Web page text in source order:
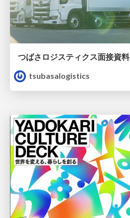
つばさロジスティクス面接資料
tsubasalogistics